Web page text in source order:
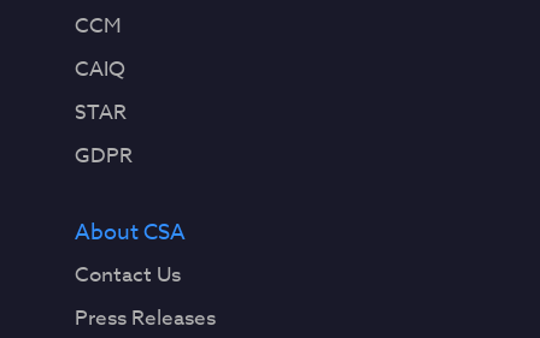
CCM
CAIQ
STAR
GDPR
About CSA
Contact Us
Press Releases